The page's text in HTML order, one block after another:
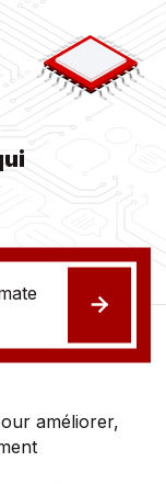
Poser
améliorer,